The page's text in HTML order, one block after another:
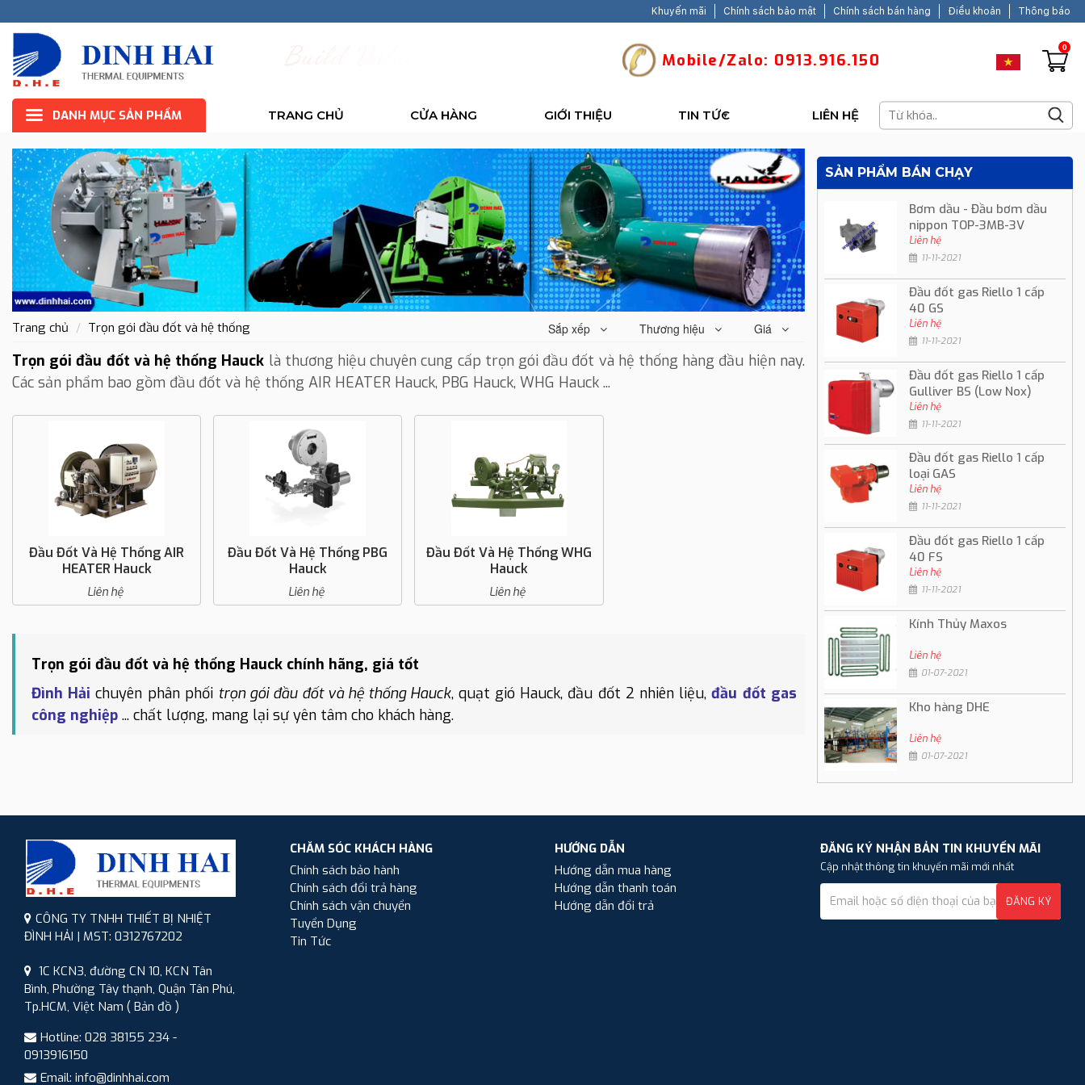
Khuyến mãi Chính sách bảo mật Chính sách bán hàng Điều khoản Thông báo
Mobile/Zalo: 0913.916.150
0
DANH MỤC SẢN PHẨM TRANG CHỦ CỬA HÀNG GIỚI THIỆU TIN TỨC LIÊN HỆ
Trang chủ Trọn gói đầu đốt và hệ thống Sắp xếp Thương hiệu Giá
Trọn gói đầu đốt và hệ thống Hauck là thương hiệu chuyên cung cấp trọn gói đầu đốt và hệ thống hàng đầu hiện nay.
Các sản phẩm bao gồm đầu đốt và hệ thống AIR HEATER Hauck, PBG Hauck, WHG Hauck ...
Đầu Đốt Và Hệ Thống AIR
HEATER Hauck
Liên hệ
Đầu Đốt Và Hệ Thống PBG
Hauck
Liên hệ
Đầu Đốt Và Hệ Thống WHG
Hauck
Liên hệ
Trọn gói đầu đốt và hệ thống Hauck chính hãng, giá tốt
Đình Hải chuyên phân phối trọn gói đầu đốt và hệ thống Hauck, quạt gió Hauck, đầu đốt 2 nhiên liệu,đầu đốt gas
công nghiệp ... chất lượng, mang lại sự yên tâm cho khách hàng.
SẢN PHẨM BÁN CHẠY
Bơm dầu - Đầu bơm dầu
nippon TOP-3MB-3V
Liên hệ
11-11-2021
Đầu đốt gas Riello 1 cấp
40 GS
Liên hệ
11-11-2021
Đầu đốt gas Riello 1 cấp
Gulliver BS (Low Nox)
Liên hệ
11-11-2021
Đầu đốt gas Riello 1 cấp
loại GAS
Liên hệ
11-11-2021
Đầu đốt gas Riello 1 cấp
40 FS
Liên hệ
11-11-2021
Kính Thủy Maxos
Liên hệ
01-07-2021
Kho hàng DHE
Liên hệ
01-07-2021
CÔNG TY TNHH THIẾT BỊ NHIỆT
ĐÌNH HẢI | MST: 0312767202
1C KCN3, đường CN 10, KCN Tân
Bình, Phường Tây thạnh, Quận Tân Phú,
Tp.HCM, Việt Nam ( Bản đồ )
Hotline: 028 38155 234 -
0913916150
Email: info@dinhhai.com
CHĂM SÓC KHÁCH HÀNG
Chính sách bảo hành
Chính sách đổi trả hàng
Chính sách vận chuyển
Tuyển Dụng
Tin Tức
HƯỚNG DẪN
Hướng dẫn mua hàng
Hướng dẫn thanh toán
Hướng dẫn đổi trả
ĐĂNG KÝ NHẬN BẢN TIN KHUYẾN MÃI
Cập nhật thông tin khuyến mãi mới nhất
ĐĂNG KÝ